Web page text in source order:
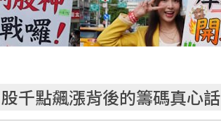
千點飆漲背後的籌碼真心話